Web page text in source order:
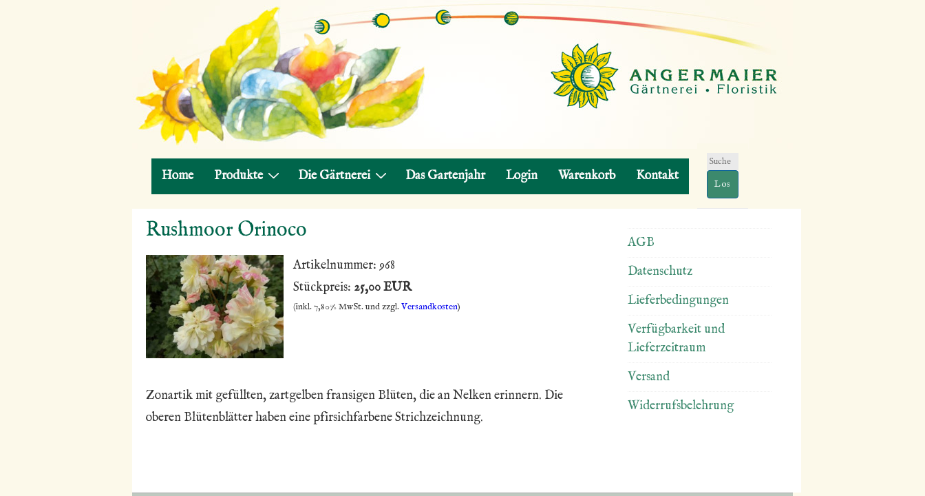
Hauptnavigation
Home Produkte Die Gärtnerei Das Gartenjahr Login Warenkorb Kontakt
Suchen
nach:
Rushmoor Orinoco
Artikelnummer: 968
Stückpreis: 25,00 EUR
(inkl. 7,80% MwSt. und zzgl.Versandkosten)
Zonartik mit gefüllten, zartgelben fransigen Blüten, die an Nelken erinnern. Die
oberen Blütenblätter haben eine pfirsichfarbene Strichzeichnung.
AGB
Datenschutz
Lieferbedingungen
Verfügbarkeit und
Lieferzeitraum
Versand
Widerrufsbelehrung